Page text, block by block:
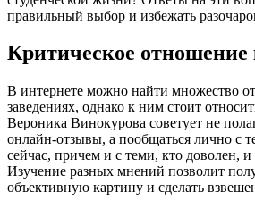
правильный выбор и избежать
Критическое
В интернете можно найти множество
заведениях, однако к ним стоит
Вероника Винокурова советует не
онлайн-отзывы, а пообщаться лично с
сейчас, причем и с теми, кто доволен,
Изучение разных мнений позволит
объективную картину и сделать